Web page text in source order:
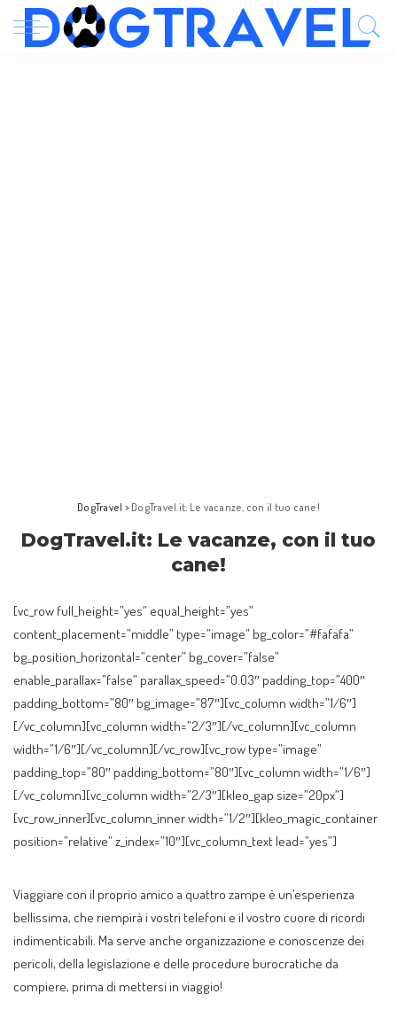
DogTravel > DogTravel.it: Le vacanze, con il tuo cane!
DogTravel.it: Le vacanze, con il tuo
cane!
[vc_row full_height=”yes” equal_height=”yes”
content_placement=”middle” type=”image” bg_color=”#fafafa”
bg_position_horizontal=”center” bg_cover=”false”
enable_parallax=”false” parallax_speed=”0.03″ padding_top=”400″
padding_bottom=”80″ bg_image=”87″][vc_column width=”1/6″]
[/vc_column][vc_column width=”2/3″][/vc_column][vc_column
width=”1/6″][/vc_column][/vc_row][vc_row type=”image”
padding_top=”80″ padding_bottom=”80″][vc_column width=”1/6″]
[/vc_column][vc_column width=”2/3″][kleo_gap size=”20px”]
[vc_row_inner][vc_column_inner width=”1/2″][kleo_magic_container
position=”relative” z_index=”10″][vc_column_text lead=”yes”]
Viaggiare con il proprio amico a quattro zampe è un’esperienza
bellissima, che riempirà i vostri telefoni e il vostro cuore di ricordi
indimenticabili. Ma serve anche organizzazione e conoscenze dei
pericoli, della legislazione e delle procedure burocratiche da
compiere, prima di mettersi in viaggio!